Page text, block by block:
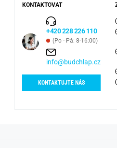
KONTAKTOVAT
+420 228 226 110
(Po - Pá: 8-16:00)
info@budchlap.cz
KONTAKTUJTE NÁS